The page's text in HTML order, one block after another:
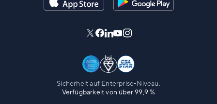
Sicherheit auf Enterprise-Niveau.
Verfügbarkeit von über 99,9 %